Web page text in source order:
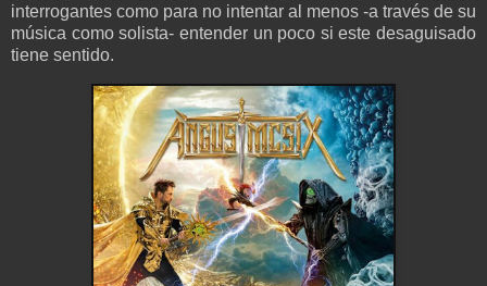
interrogantes como para no intentar al menos -a través de su
música como solista- entender un poco si este desaguisado
tiene sentido.